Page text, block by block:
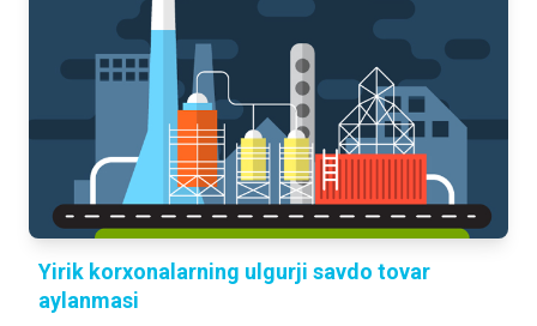
Yirik korxonalarning ulgurji savdo tovar
aylanmasi